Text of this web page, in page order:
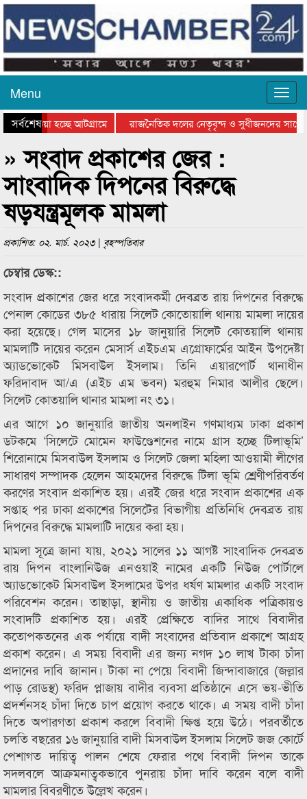
Menu
সর্বশেষ
যাওয়া হচ্ছে আটগ্রামে
রাজনৈতিক দলের নেতৃবৃন্দ ও সুধীজনদের সাথে
» সংবাদ প্রকাশের জের :
সাংবাদিক দিপনের বিরুদ্ধে
ষড়যন্ত্রমূলক মামলা
প্রকাশিত: ০২. মার্চ. ২০২৩ | বৃহস্পতিবার
চেম্বার ডেস্ক::
সংবাদ প্রকাশের জের ধরে সংবাদকর্মী দেবব্রত রায় দিপনের বিরুদ্ধে
পেনাল কোডের ৩৮৫ ধারায় সিলেট কোতোয়ালি থানায় মামলা দায়ের
করা হয়েছে। গেল মাসের ১৮ জানুয়ারি সিলেট কোতয়ালি থানায়
মামলাটি দায়ের করেন মেসার্স এইচএম এগ্রোফার্মের আইন উপদেষ্টা
অ্যাডভোকেট মিসবাউল ইসলাম। তিনি এয়ারপোর্ট থানাধীন
ফরিদাবাদ আ/এ (এইচ এম ভবন) মরহুম নিমার আলীর ছেলে।
সিলেট কোতয়ালি থানার মামলা নং ৩১।
এর আগে ১০ জানুয়ারি জাতীয় অনলাইন গণমাধ্যম ঢাকা প্রকাশ
ডটকমে ‘সিলেটে মোমেন ফাউণ্ডেশনের নামে গ্রাস হচ্ছে টিলাভূমি’
শিরোনামে মিসবাউল ইসলাম ও সিলেট জেলা মহিলা আওয়ামী লীগের
সাধারণ সম্পাদক হেলেন আহমদের বিরুদ্ধে টিলা ভূমি শ্রেণীপরিবর্তণ
করণের সংবাদ প্রকাশিত হয়। এরই জের ধরে সংবাদ প্রকাশের এক
সপ্তাহ পর ঢাকা প্রকাশের সিলেটের বিভাগীয় প্রতিনিধি দেবব্রত রায়
দিপনের বিরুদ্ধে মামলাটি দায়ের করা হয়।
মামলা সূত্রে জানা যায়, ২০২১ সালের ১১ আগষ্ট সাংবাদিক দেবব্রত
রায় দিপন বাংলানিউজ এনওয়াই নামের একটি নিউজ পোর্টালে
অ্যাডভোকেট মিসবাউল ইসলামের উপর ধর্ষণ মামলার একটি সংবাদ
পরিবেশন করেন। তাছাড়া, স্থানীয় ও জাতীয় একাধিক পত্রিকায়ও
সংবাদটি প্রকাশিত হয়। এরই প্রেক্ষিতে বাদির সাথে বিবাদীর
কতোপকতনের এক পর্যায়ে বাদী সংবাদের প্রতিবাদ প্রকাশে আগ্রহ
প্রকাশ করেন। এ সময় বিবাদী এর জন্য নগদ ১০ লাখ টাকা চাঁদা
প্রদানের দাবি জানান। টাকা না পেয়ে বিবাদী জিন্দাবাজারে (জল্লার
পাড় রোডস্থ) ফরিদ প্লাজায় বাদীর ব্যবসা প্রতিষ্ঠানে এসে ভয়-ভীতি
প্রদর্শনসহ চাঁদা দিতে চাপ প্রয়োগ করতে থাকে। এ সময় বাদী চাঁদা
দিতে অপারগতা প্রকাশ করলে বিবাদী ক্ষিপ্ত হয়ে উঠে। পরবর্তীতে
চলতি বছরের ১৬ জানুয়ারি বাদী মিসবাউল ইসলাম সিলেট জজ কোর্টে
পেশাগত দায়িত্ব পালন শেষে ফেরার পথে বিবাদী দিপন তাকে
সদলবলে আক্রমনাত্বকভাবে পুনরায় চাঁদা দাবি করেন বলে বাদী
মামলার বিবরণীতে উল্লেখ করেন।